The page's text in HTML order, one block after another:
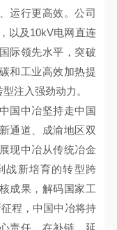
运行更高效。公司
以及10kV电网直连
际领先水平，突破
和工业高效加热提
注入强劲动力。
中冶坚持走中国
通道、成渝地区双
现中冶从传统冶金
战新培育的转型跨
成果，解码国家工
程，中国中冶将持
责任，在补链、延